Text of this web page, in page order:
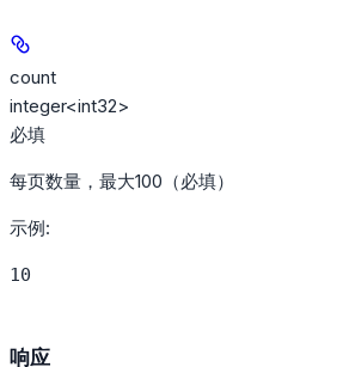
count
integer<int32>
必填
每页数量，最大100（必填）
示例:
10
响应